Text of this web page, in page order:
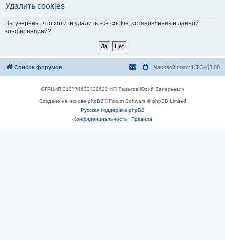
Удалить cookies
Вы уверены, что хотите удалить все cookie, установленные данной
конференцией?
Список форумов Часовой пояс: UTC+03:00
ОГРНИП 313774622400623 ИП Тарасов Юрий Валерьевич
Создано на основе phpBB® Forum Software © phpBB Limited
Русская поддержка phpBB
Конфиденциальность| Правила